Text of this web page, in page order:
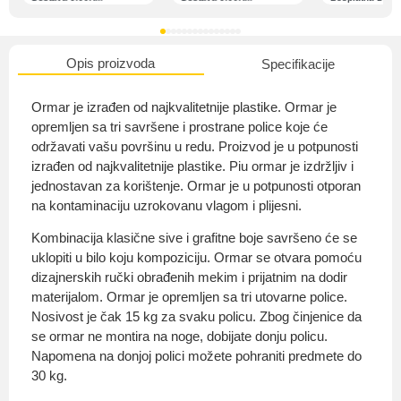
Opis proizvoda Specifikacije
Ormar je izrađen od najkvalitetnije plastike. Ormar je
opremljen sa tri savršene i prostrane police koje će
održavati vašu površinu u redu. Proizvod je u potpunosti
izrađen od najkvalitetnije plastike. Piu ormar je izdržljiv i
jednostavan za korištenje. Ormar je u potpunosti otporan
na kontaminaciju uzrokovanu vlagom i plijesni.
Kombinacija klasične sive i grafitne boje savršeno će se
uklopiti u bilo koju kompoziciju. Ormar se otvara pomoću
dizajnerskih ručki obrađenih mekim i prijatnim na dodir
materijalom. Ormar je opremljen sa tri utovarne police.
Nosivost je čak 15 kg za svaku policu. Zbog činjenice da
se ormar ne montira na noge, dobijate donju policu.
Napomena na donjoj polici možete pohraniti predmete do
30 kg.
O nama
Privatnost kupca
Uvjeti i odredbe